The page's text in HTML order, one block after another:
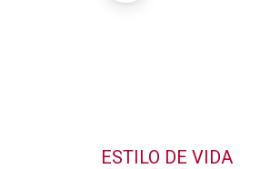
ESTILO DE VIDA